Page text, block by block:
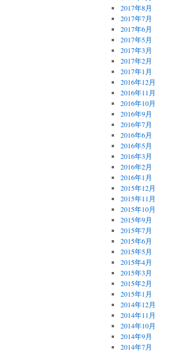
2017年8月
2017年7月
2017年6月
2017年5月
2017年3月
2017年2月
2017年1月
2016年12月
2016年11月
2016年10月
2016年9月
2016年7月
2016年6月
2016年5月
2016年3月
2016年2月
2016年1月
2015年12月
2015年11月
2015年10月
2015年9月
2015年7月
2015年6月
2015年5月
2015年4月
2015年3月
2015年2月
2015年1月
2014年12月
2014年11月
2014年10月
2014年9月
2014年7月